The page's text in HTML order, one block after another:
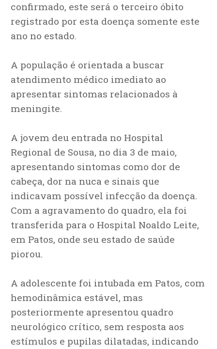
confirmado, este será o terceiro óbito
registrado por esta doença somente este
ano no estado.
A população é orientada a buscar
atendimento médico imediato ao
apresentar sintomas relacionados à
meningite.
A jovem deu entrada no Hospital
Regional de Sousa, no dia 3 de maio,
apresentando sintomas como dor de
cabeça, dor na nuca e sinais que
indicavam possível infecção da doença.
Com a agravamento do quadro, ela foi
transferida para o Hospital Noaldo Leite,
em Patos, onde seu estado de saúde
piorou.
A adolescente foi intubada em Patos, com
hemodinâmica estável, mas
posteriormente apresentou quadro
neurológico crítico, sem resposta aos
estímulos e pupilas dilatadas, indicando